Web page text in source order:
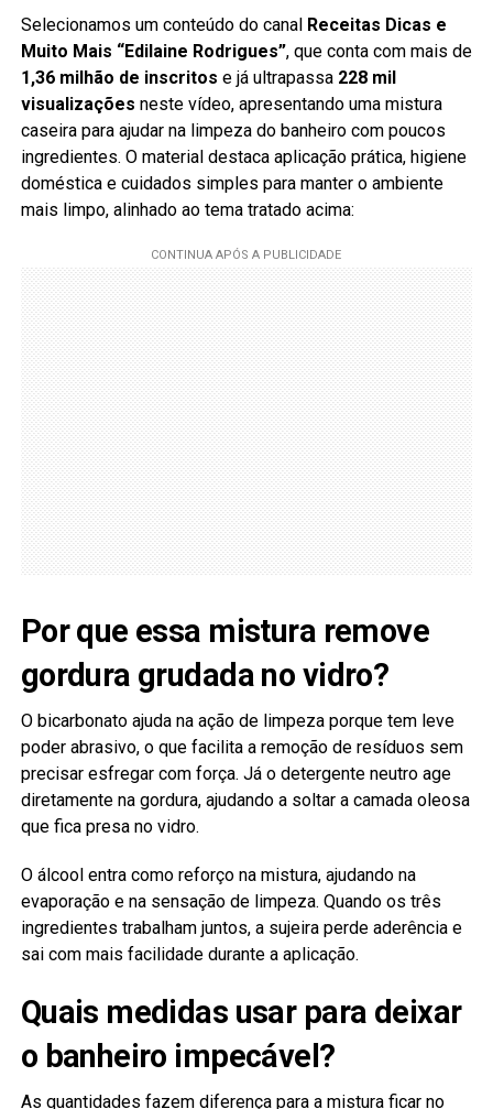
Selecionamos um conteúdo do canal Receitas Dicas e
Muito Mais “Edilaine Rodrigues”, que conta com mais de
1,36 milhão de inscritos e já ultrapassa 228 mil
visualizações neste vídeo, apresentando uma mistura
caseira para ajudar na limpeza do banheiro com poucos
ingredientes. O material destaca aplicação prática, higiene
doméstica e cuidados simples para manter o ambiente
mais limpo, alinhado ao tema tratado acima:
Por que essa mistura remove
gordura grudada no vidro?
O bicarbonato ajuda na ação de limpeza porque tem leve
poder abrasivo, o que facilita a remoção de resíduos sem
precisar esfregar com força. Já o detergente neutro age
diretamente na gordura, ajudando a soltar a camada oleosa
que fica presa no vidro.
O álcool entra como reforço na mistura, ajudando na
evaporação e na sensação de limpeza. Quando os três
ingredientes trabalham juntos, a sujeira perde aderência e
sai com mais facilidade durante a aplicação.
Quais medidas usar para deixar
o banheiro impecável?
As quantidades fazem diferença para a mistura ficar no